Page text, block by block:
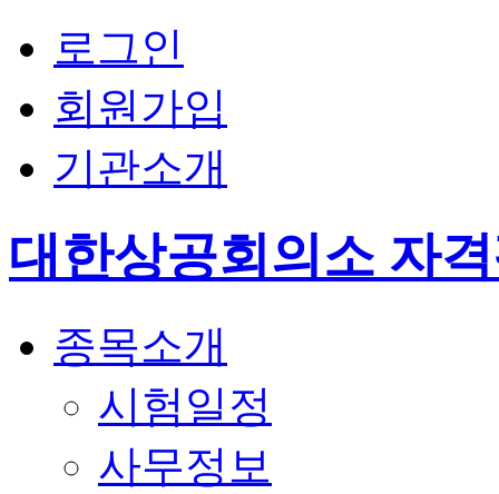
로그인
회원가입
기관소개
대한상공회의소 자
종목소개
시험일정
사무정보